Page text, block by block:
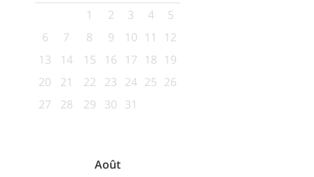
1
2 3 4
5
6
7 8 9 10 11
12
13
14 15 16 17 18 19
20
21 22 23 24 25 26
27
28 29 30 31
Août